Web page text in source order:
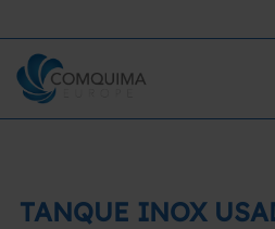
TANQUE INOX